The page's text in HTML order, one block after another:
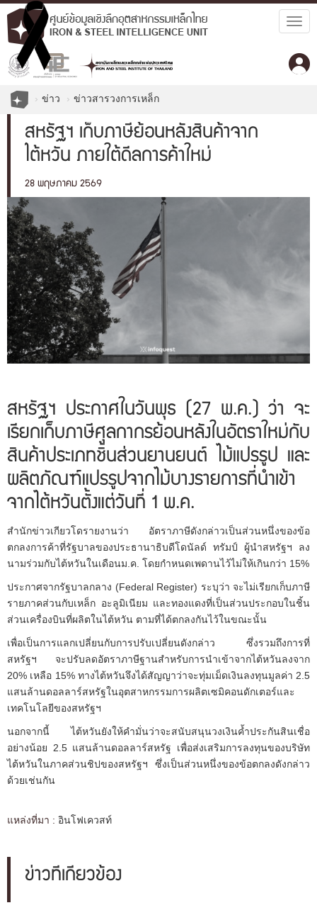
ข่าว ข่าวสารวงการเหล็ก
สหรัฐฯ เก็บภาษีย้อนหลังสินค้าจาก
ไต้หวัน ภายใต้ดีลการค้าใหม่
28 พฤษภาคม 2569
สหรัฐฯ ประกาศในวันพุธ (27 พ.ค.) ว่า จะ
เรียกเก็บภาษีศุลกากรย้อนหลังในอัตราใหม่กับ
สินค้าประเภทชิ้นส่วนยานยนต์ ไม้แปรรูป และ
ผลิตภัณฑ์แปรรูปจากไม้บางรายการที่นำเข้า
จากไต้หวันตั้งแต่วันที่ 1 พ.ค.
สำนักข่าวเกียวโดรายงานว่า อัตราภาษีดังกล่าวเป็นส่วนหนึ่งของข้อ
ตกลงการค้าที่รัฐบาลของประธานาธิบดีโดนัลด์ ทรัมป์ ผู้นำสหรัฐฯ ลง
นามร่วมกับไต้หวันในเดือนม.ค. โดยกำหนดเพดานไว้ไม่ให้เกินกว่า 15%
ประกาศจากรัฐบาลกลาง (Federal Register) ระบุว่า จะไม่เรียกเก็บภาษี
รายภาคส่วนกับเหล็ก อะลูมิเนียม และทองแดงที่เป็นส่วนประกอบในชิ้น
ส่วนเครื่องบินที่ผลิตในไต้หวัน ตามที่ได้ตกลงกันไว้ในขณะนั้น
เพื่อเป็นการแลกเปลี่ยนกับการปรับเปลี่ยนดังกล่าว ซึ่งรวมถึงการที่
สหรัฐฯ จะปรับลดอัตราภาษีฐานสำหรับการนำเข้าจากไต้หวันลงจาก
20% เหลือ 15% ทางไต้หวันจึงได้สัญญาว่าจะทุ่มเม็ดเงินลงทุนมูลค่า 2.5
แสนล้านดอลลาร์สหรัฐในอุตสาหกรรมการผลิตเซมิคอนดักเตอร์และ
เทคโนโลยีของสหรัฐฯ
นอกจากนี้ ไต้หวันยังให้คำมั่นว่าจะสนับสนุนวงเงินค้ำประกันสินเชื่อ
อย่างน้อย 2.5 แสนล้านดอลลาร์สหรัฐ เพื่อส่งเสริมการลงทุนของบริษัท
ไต้หวันในภาคส่วนชิปของสหรัฐฯ ซึ่งเป็นส่วนหนึ่งของข้อตกลงดังกล่าว
ด้วยเช่นกัน
แหล่งที่มา : อินโฟเควสท์
ข่าวที่เกี่ยวข้อง